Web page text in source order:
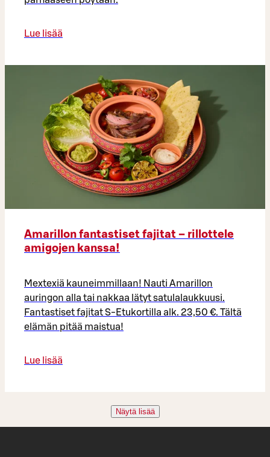
Lue lisää
Amarillon fantastiset fajitat – rillottele
amigojen kanssa!
Mextexiä kauneimmillaan! Nauti Amarillon
auringon alla tai nakkaa lätyt satulalaukkuusi.
Fantastiset fajitat S-Etukortilla alk. 23,50 €. Tältä
elämän pitää maistua!
Lue lisää
Näytä lisää